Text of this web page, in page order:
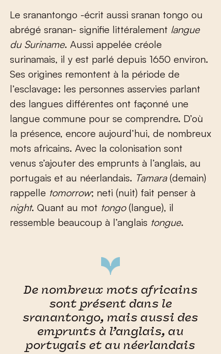
Le sranantongo -écrit aussi sranan tongo ou
abrégé sranan- signifie littéralement langue
du Suriname. Aussi appelée créole
surinamais, il y est parlé depuis 1650 environ.
Ses origines remontent à la période de
l’esclavage: les personnes asservies parlant
des langues différentes ont façonné une
langue commune pour se comprendre. D’où
la présence, encore aujourd’hui, de nombreux
mots africains. Avec la colonisation sont
venus s’ajouter des emprunts à l’anglais, au
portugais et au néerlandais. Tamara(demain)
rappelle tomorrow; neti (nuit) fait penser à
night. Quant au mot tongo(langue), il
ressemble beaucoup à l’anglais tongue.
De nombreux mots africains
sont présent dans le
sranantongo, mais aussi des
emprunts à l’anglais, au
portugais et au néerlandais